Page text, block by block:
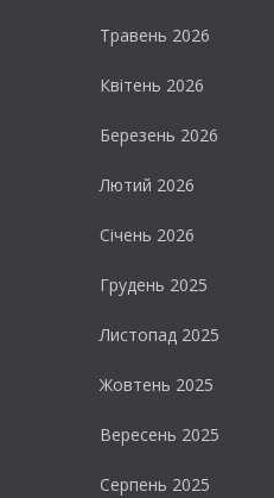
Травень 2026
Квітень 2026
Березень 2026
Лютий 2026
Січень 2026
Грудень 2025
Листопад 2025
Жовтень 2025
Вересень 2025
Серпень 2025